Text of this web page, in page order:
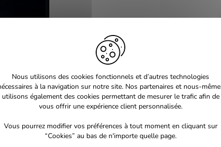
Nous utilisons des cookies fonctionnels et d’autres technologies
à la navigation sur notre site. Nos partenaires et nous-
utilisons également des cookies permettant de mesurer le trafic afin de
vous offrir une expérience client personnalisée.
Vous pourrez modifier vos préférences à tout moment en cliquant sur
“Cookies” au bas de n'importe quelle page.